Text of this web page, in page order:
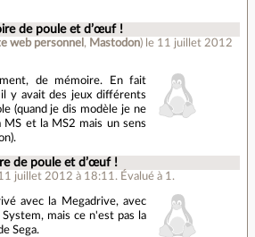
de poule et d’œuf !
web personnel , Mastodon) le 11 juillet 2012
de mémoire. En fait
y avait des jeux différents
(quand je dis modèle je ne
MS et la MS2 mais un sens
de poule et d’œuf !
juillet 2012 à 18:11.Évalué à 1.
avec la Megadrive, avec
mais ce n'est pas la
Sega.